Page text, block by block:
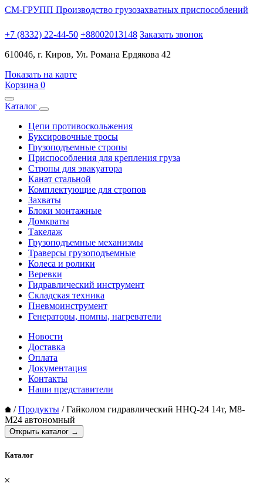
СМ-ГРУПП Производство грузозахватных приспособлений
+7 (8332) 22-44-50 +88002013148 Заказать звонок
610046, г. Киров, Ул. Романа Ердякова 42
Показать на карте
Корзина 0
Каталог
Цепи противоскольжения
Буксировочные тросы
Грузоподъемные стропы
Приспособления для крепления груза
Стропы для эвакуатора
Канат стальной
Комплектующие для стропов
Захваты
Блоки монтажные
Домкраты
Такелаж
Грузоподъемные механизмы
Траверсы грузоподъемные
Колеса и ролики
Веревки
Гидравлический инструмент
Складская техника
Пневмоинструмент
Генераторы, помпы, нагреватели
Новости
Доставка
Оплата
Документация
Контакты
Наши представители
/Продукты /Гайколом гидравлический HHQ-24 14т, М8-
М24 автономный
Открыть каталог →
Каталог
𐄂